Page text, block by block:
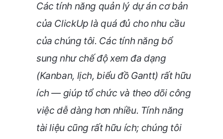
Các tính năng quản lý dự án cơ bản
của ClickUp là quá đủ cho nhu cầu
của chúng tôi. Các tính năng bổ
sung như chế độ xem đa dạng
(Kanban, lịch, biểu đồ Gantt) rất hữu
ích — giúp tổ chức và theo dõi công
việc dễ dàng hơn nhiều. Tính năng
tài liệu cũng rất hữu ích; chúng tôi